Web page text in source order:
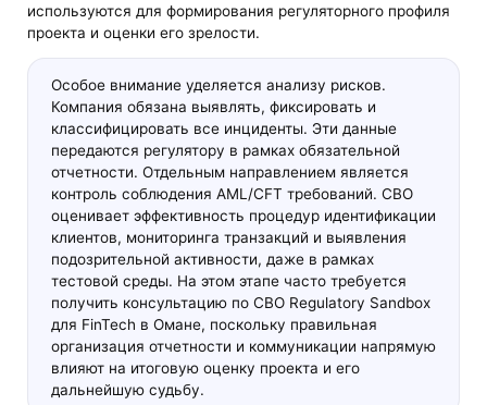
используются для формирования регуляторного профиля
проекта и оценки его зрелости.
Особое внимание уделяется анализу рисков.
Компания обязана выявлять, фиксировать и
классифицировать все инциденты. Эти данные
передаются регулятору в рамках обязательной
отчетности. Отдельным направлением является
контроль соблюдения AML/CFT требований. CBO
оценивает эффективность процедур идентификации
клиентов, мониторинга транзакций и выявления
подозрительной активности, даже в рамках
тестовой среды. На этом этапе часто требуется
получить консультацию по CBO Regulatory Sandbox
для FinTech в Омане, поскольку правильная
организация отчетности и коммуникации напрямую
влияют на итоговую оценку проекта и его
дальнейшую судьбу.